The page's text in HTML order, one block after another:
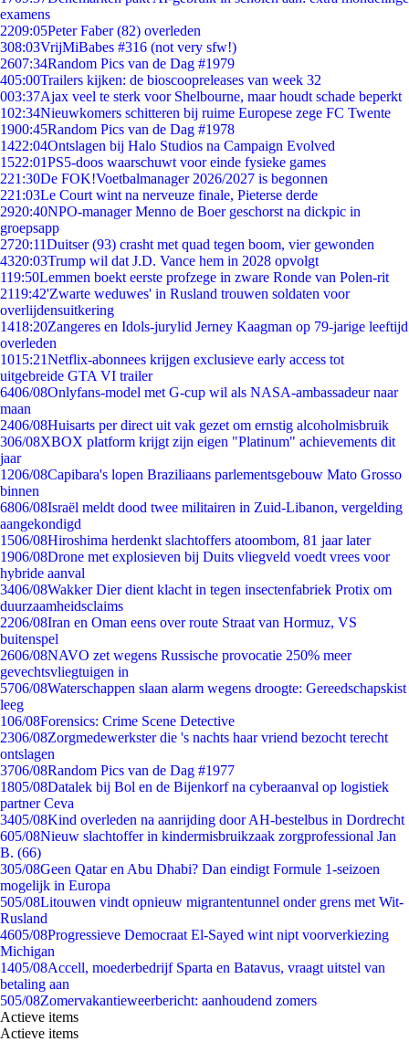
examens
2209:05Peter Faber (82) overleden
308:03VrijMiBabes #316 (not very sfw!)
2607:34Random Pics van de Dag #1979
405:00Trailers kijken: de bioscoopreleases van week 32
003:37Ajax veel te sterk voor Shelbourne, maar houdt schade beperkt
102:34Nieuwkomers schitteren bij ruime Europese zege FC Twente
1900:45Random Pics van de Dag #1978
1422:04Ontslagen bij Halo Studios na Campaign Evolved
1522:01PS5-doos waarschuwt voor einde fysieke games
221:30De FOK!Voetbalmanager 2026/2027 is begonnen
221:03Le Court wint na nerveuze finale, Pieterse derde
2920:40NPO-manager Menno de Boer geschorst na dickpic in
groepsapp
2720:11Duitser (93) crasht met quad tegen boom, vier gewonden
4320:03Trump wil dat J.D. Vance hem in 2028 opvolgt
119:50Lemmen boekt eerste profzege in zware Ronde van Polen-rit
2119:42'Zwarte weduwes' in Rusland trouwen soldaten voor
overlijdensuitkering
1418:20Zangeres en Idols-jurylid Jerney Kaagman op 79-jarige leeftijd
overleden
1015:21Netflix-abonnees krijgen exclusieve early access tot
uitgebreide GTA VI trailer
6406/08Onlyfans-model met G-cup wil als NASA-ambassadeur naar
maan
2406/08Huisarts per direct uit vak gezet om ernstig alcoholmisbruik
306/08XBOX platform krijgt zijn eigen "Platinum" achievements dit
jaar
1206/08Capibara's lopen Braziliaans parlementsgebouw Mato Grosso
binnen
6806/08Israël meldt dood twee militairen in Zuid-Libanon, vergelding
aangekondigd
1506/08Hiroshima herdenkt slachtoffers atoombom, 81 jaar later
1906/08Drone met explosieven bij Duits vliegveld voedt vrees voor
hybride aanval
3406/08Wakker Dier dient klacht in tegen insectenfabriek Protix om
duurzaamheidsclaims
2206/08Iran en Oman eens over route Straat van Hormuz, VS
buitenspel
2606/08NAVO zet wegens Russische provocatie 250% meer
gevechtsvliegtuigen in
5706/08Waterschappen slaan alarm wegens droogte: Gereedschapskist
leeg
106/08Forensics: Crime Scene Detective
2306/08Zorgmedewerkster die 's nachts haar vriend bezocht terecht
ontslagen
3706/08Random Pics van de Dag #1977
1805/08Datalek bij Bol en de Bijenkorf na cyberaanval op logistiek
partner Ceva
3405/08Kind overleden na aanrijding door AH-bestelbus in Dordrecht
605/08Nieuw slachtoffer in kindermisbruikzaak zorgprofessional Jan
B. (66)
305/08Geen Qatar en Abu Dhabi? Dan eindigt Formule 1-seizoen
mogelijk in Europa
505/08Litouwen vindt opnieuw migrantentunnel onder grens met Wit-
Rusland
4605/08Progressieve Democraat El-Sayed wint nipt voorverkiezing
Michigan
1405/08Accell, moederbedrijf Sparta en Batavus, vraagt uitstel van
betaling aan
505/08Zomervakantieweerbericht: aanhoudend zomers
Actieve items
Actieve items